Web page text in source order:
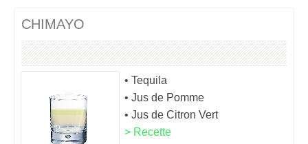
CHIMAYO
• Tequila
• Jus de Pomme
• Jus de Citron Vert
> Recette